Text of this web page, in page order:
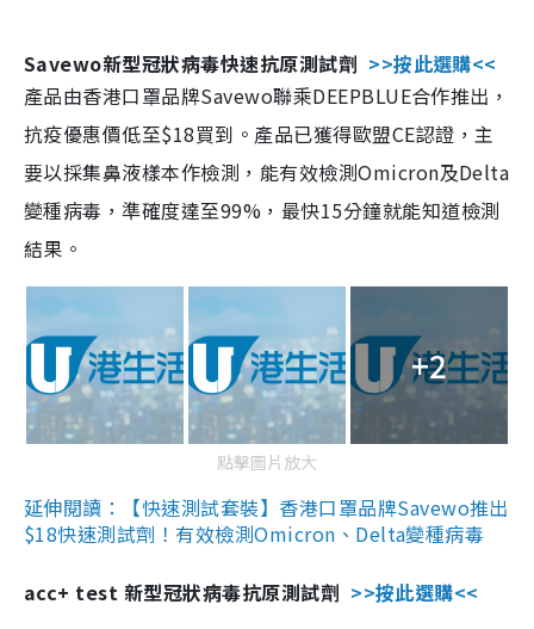
Savewo新型冠狀病毒快速抗原測試劑 >>按此選購<<
產品由香港口罩品牌Savewo聯乘DEEPBLUE合作推出，
抗疫優惠價低至$18買到。產品已獲得歐盟CE認證，主
要以採集鼻液樣本作檢測，能有效檢測Omicron及Delta
變種病毒，準確度達至99%，最快15分鐘就能知道檢測
結果。
+2
點擊圖片放大
延伸閱讀：【快速測試套裝】香港口罩品牌Savewo推出
$18快速測試劑！有效檢測Omicron、Delta變種病毒
acc+ test 新型冠狀病毒抗原測試劑 >>按此選購<<